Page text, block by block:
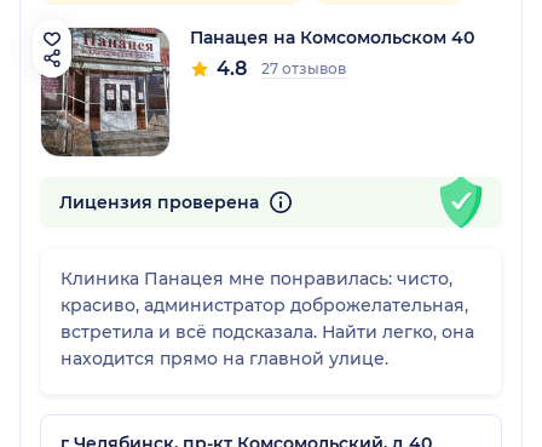
Панацея на Комсомольском 40
4.8 27 отзывов
Лицензия проверена
Клиника Панацея мне понравилась: чисто,
красиво, администратор доброжелательная,
встретила и всё подсказала. Найти легко, она
находится прямо на главной улице.